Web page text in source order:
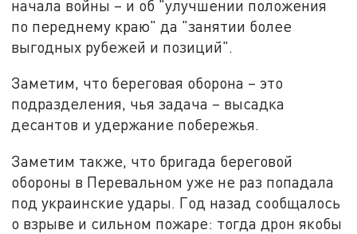
начала войны – и об "улучшении положения
по переднему краю" да "занятии более
выгодных рубежей и позиций".
Заметим, что береговая оборона – это
подразделения, чья задача – высадка
десантов и удержание побережья.
Заметим также, что бригада береговой
обороны в Перевальном уже не раз попадала
под украинские удары. Год назад сообщалось
о взрыве и сильном пожаре: тогда дрон якобы